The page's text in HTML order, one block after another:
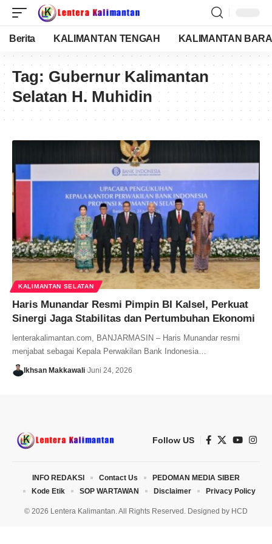
Berita KALIMANTAN TENGAH KALIMANTAN
Tag: Gubernur Kalimantan
Selatan H. Muhidin
KALIMANTAN SELATAN
Haris Munandar Resmi Pimpin BI Kalsel, Perkuat
Sinergi Jaga Stabilitas dan Pertumbuhan Ekonomi
lenterakalimantan.com, BANJARMASIN – Haris Munandar resmi
menjabat sebagai Kepala Perwakilan Bank Indonesia…
Ikhsan Makkawali Juni 24, 2026
Follow US
© 2026 Lentera Kalimantan. All Rights Reserved. Designed by HCD
INFO REDAKSI Contact Us
PEDOMAN MEDIA SIBER
Kode Etik
SOP WARTAWAN Disclaimer Privacy Policy